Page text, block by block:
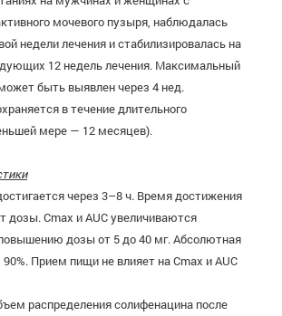
мочевого пузыря, наблюдалась
недели лечения и стабилизировалась на
12 недель лечения. Максимальный
быть выявлен через 4 нед.
в течение длительного
мере — 12 месяцев).
через 3–8 ч. Время достижения
дозы. Сmax и AUC увеличиваются
дозы от 5 до 40 мг. Абсолютная
Прием пищи не влияет на Сmах и AUC
распределения солифенацина после